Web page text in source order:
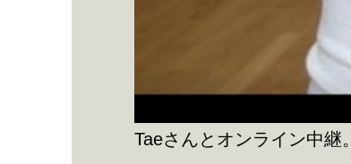
Taeさんとオンライン中継。